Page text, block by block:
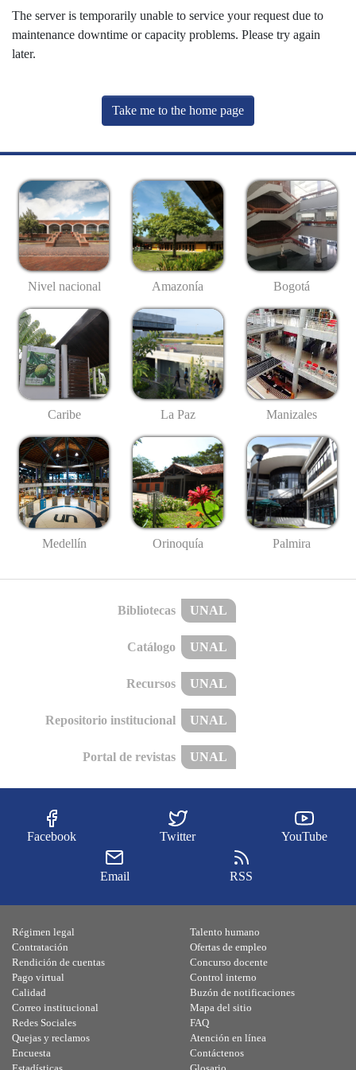
The server is temporarily unable to service your request due to
maintenance downtime or capacity problems. Please try again
later.
Take me to the home page
Nivel nacional Amazonía Bogotá
Caribe La Paz Manizales
Medellín Orinoquía Palmira
Bibliotecas UNAL
Catálogo UNAL
Recursos UNAL
Repositorio institucional UNAL
Portal de revistas UNAL
Facebook Twitter YouTube
Email RSS
Régimen legal
Contratación
Rendición de cuentas
Pago virtual
Calidad
Talento humano
Ofertas de empleo
Concurso docente
Control interno
Buzón de notificaciones
Correo institucional
Redes Sociales
Quejas y reclamos
Encuesta
Mapa del sitio
FAQ
Atención en línea
Contáctenos